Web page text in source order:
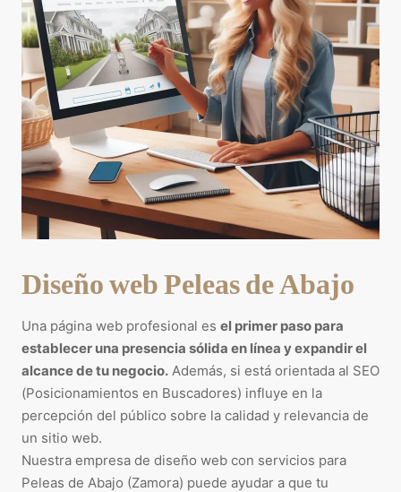
Diseño web Peleas de Abajo
Una página web profesional es el primer paso para
establecer una presencia sólida en línea y expandir el
alcance de tu negocio. Además, si está orientada al SEO
(Posicionamientos en Buscadores) influye en la
percepción del público sobre la calidad y relevancia de
un sitio web.
Nuestra empresa de diseño web con servicios para
Peleas de Abajo (Zamora) puede ayudar a que tu